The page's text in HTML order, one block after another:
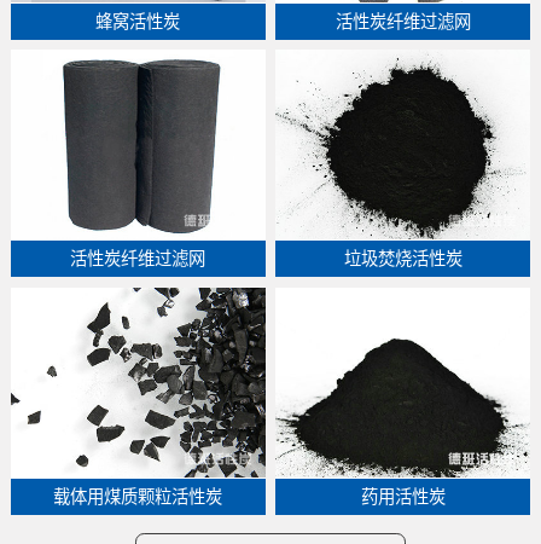
蜂窝活性炭 活性炭纤维过滤网
活性炭纤维过滤网 垃圾焚烧活性炭
载体用煤质颗粒活性炭 药用活性炭